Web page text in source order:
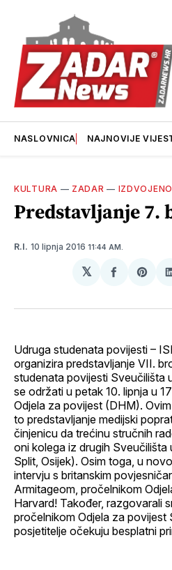
NASLOVNICA NAJNOVIJE
KULTURA — ZADAR —
Predstavljanje 7.
R.I. 10 lipnja 2016 11:44 AM.
𝕏
podijeli
Udruga studenata povijesti –
organizira predstavljanje VII.
studenata povijesti Sveučilišta
se održati u petak 10. lipnja u
Odjela za povijest (DHM).
to predstavljanje medijski
činjenicu da trećinu stručnih
oni kolega iz drugih Sveučilišta
Split, Osijek). Osim toga, u
intervju s britanskim
Armitageom, pročelnikom
Harvard! Također, razgovarali
pročelnikom Odjela za povijest
posjetitelje očekuju besplatni